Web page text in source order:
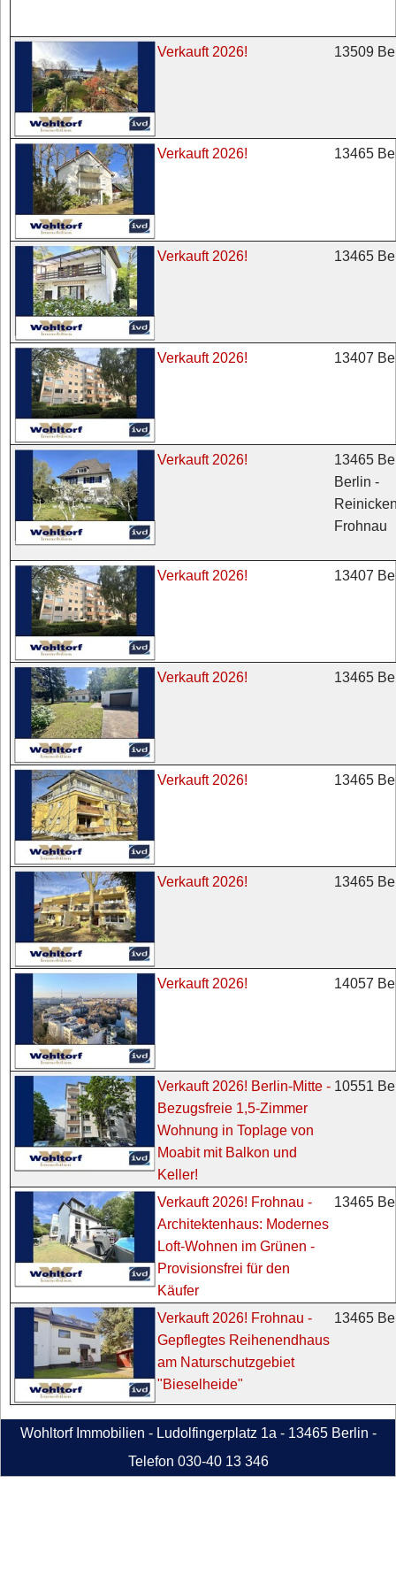
Verkauft 2026! 13509
Verkauft 2026! 13465
Verkauft 2026! 13465
Verkauft 2026! 13407
Verkauft 2026!
13465
Berlin -
Frohnau
Verkauft 2026! 13407
Verkauft 2026! 13465
Verkauft 2026! 13465
Verkauft 2026! 13465
Verkauft 2026! 14057
Verkauft 2026! Berlin-Mitte -
Bezugsfreie 1,5-Zimmer
Wohnung in Toplage von
Moabit mit Balkon und
Keller!
10551
Verkauft 2026! Frohnau -
Architektenhaus: Modernes
Loft-Wohnen im Grünen -
Provisionsfrei für den
Käufer
13465
Verkauft 2026! Frohnau -
Gepflegtes Reihenendhaus
am Naturschutzgebiet
"Bieselheide"
13465
Wohltorf Immobilien - Ludolfingerplatz 1a - 13465 Berlin -
Telefon 030-40 13 346